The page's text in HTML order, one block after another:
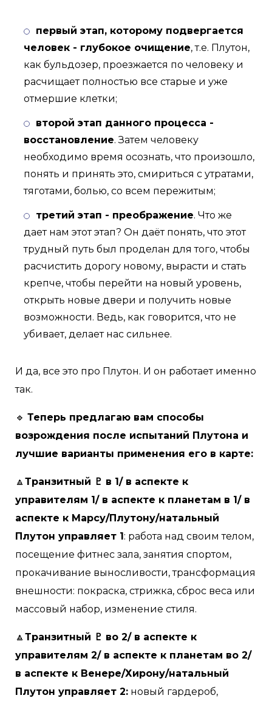
первый этап, которому подвергается
человек - глубокое очищение, т.е. Плутон,
как бульдозер, проезжается по человеку и
расчищает полностью все старые и уже
отмершие клетки;
второй этап данного процесса -
восстановление. Затем человеку
необходимо время осознать, что произошло,
понять и принять это, смириться с утратами,
тяготами, болью, со всем пережитым;
третий этап - преображение. Что же
дает нам этот этап? Он даёт понять, что этот
трудный путь был проделан для того, чтобы
расчистить дорогу новому, вырасти и стать
крепче, чтобы перейти на новый уровень,
открыть новые двери и получить новые
возможности. Ведь, как говорится, что не
убивает, делает нас сильнее.
И да, все это про Плутон. И он работает именно
так.
🔹 Теперь предлагаю вам способы
возрождения после испытаний Плутона и
лучшие варианты применения его в карте:
🔼 Транзитный ♇ в 1/ в аспекте к
управителям 1/ в аспекте к планетам в 1/ в
аспекте к Марсу/Плутону/натальный
Плутон управляет 1: работа над своим телом,
посещение фитнес зала, занятия спортом,
прокачивание выносливости, трансформация
внешности: покраска, стрижка, сброс веса или
массовый набор, изменение стиля.
🔼 Транзитный ♇ во 2/ в аспекте к
управителям 2/ в аспекте к планетам во 2/
в аспекте к Венере/Хирону/натальный
Плутон управляет 2: новый гардероб,